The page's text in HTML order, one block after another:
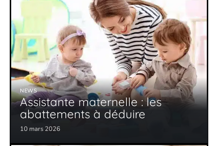
NEWS
Assistante maternelle : les
abattements à déduire
10 mars 2026